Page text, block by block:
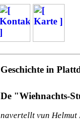
Geschichte in
De "Wiehnachts-
navertellt vun Helmut